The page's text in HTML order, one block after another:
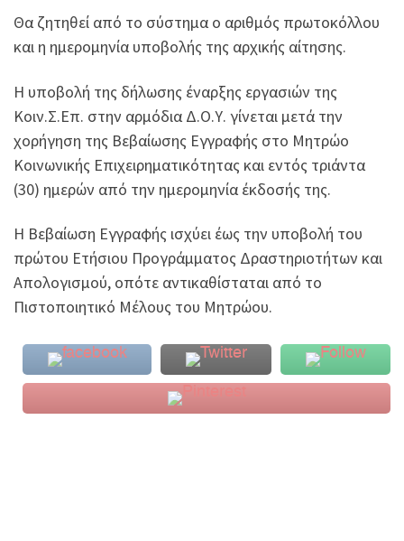
Θα ζητηθεί από το σύστημα ο αριθμός πρωτοκόλλου
και η ημερομηνία υποβολής της αρχικής αίτησης.
Η υποβολή της δήλωσης έναρξης εργασιών της
Κοιν.Σ.Επ. στην αρμόδια Δ.Ο.Υ. γίνεται μετά την
χορήγηση της Βεβαίωσης Εγγραφής στο Μητρώο
Κοινωνικής Επιχειρηματικότητας και εντός τριάντα
(30) ημερών από την ημερομηνία έκδοσής της.
Η Βεβαίωση Εγγραφής ισχύει έως την υποβολή του
πρώτου Ετήσιου Προγράμματος Δραστηριοτήτων και
Απολογισμού, οπότε αντικαθίσταται από το
Πιστοποιητικό Μέλους του Μητρώου.